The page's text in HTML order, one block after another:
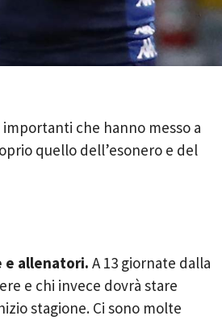
che hanno messo a
quello dell’esonero e del
e allenatori. A 13 giornate dalla
e chi invece dovrà stare
stagione. Ci sono molte